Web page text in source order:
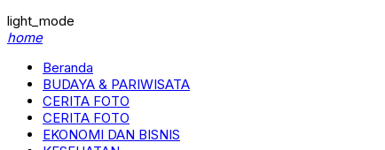
light_mode
home
Beranda
BUDAYA & PARIWISATA
CERITA FOTO
CERITA FOTO
EKONOMI DAN BISNIS